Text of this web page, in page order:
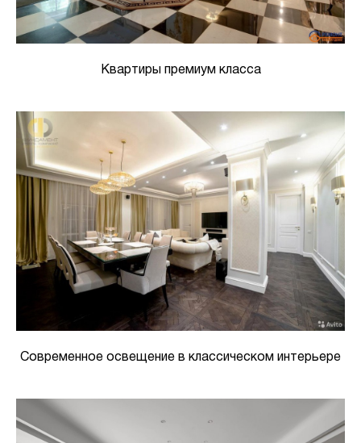
Квартиры премиум класса
Современное освещение в классическом интерьере